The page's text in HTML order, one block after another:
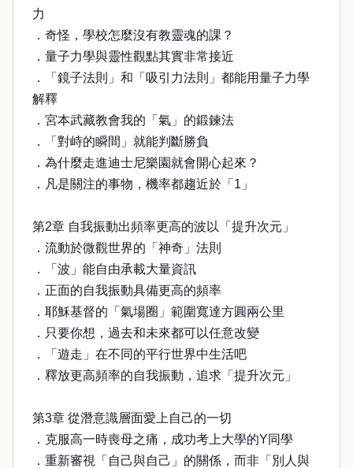
力
．奇怪，學校怎麼沒有教靈魂的課？
．量子力學與靈性觀點其實非常接近
．「鏡子法則」和「吸引力法則」都能用量子力學
解釋
．宮本武藏教會我的「氣」的鍛鍊法
．「對峙的瞬間」就能判斷勝負
．為什麼走進迪士尼樂園就會開心起來？
．凡是關注的事物，機率都趨近於「1」
第2章 自我振動出頻率更高的波以「提升次元」
．流動於微觀世界的「神奇」法則
．「波」能自由承載大量資訊
．正面的自我振動具備更高的頻率
．耶穌基督的「氣場圈」範圍寬達方圓兩公里
．只要你想，過去和未來都可以任意改變
．「遊走」在不同的平行世界中生活吧
．釋放更高頻率的自我振動，追求「提升次元」
第3章 從潛意識層面愛上自己的一切
．克服高一時喪母之痛，成功考上大學的Y同學
．重新審視「自己與自己」的關係，而非「別人與